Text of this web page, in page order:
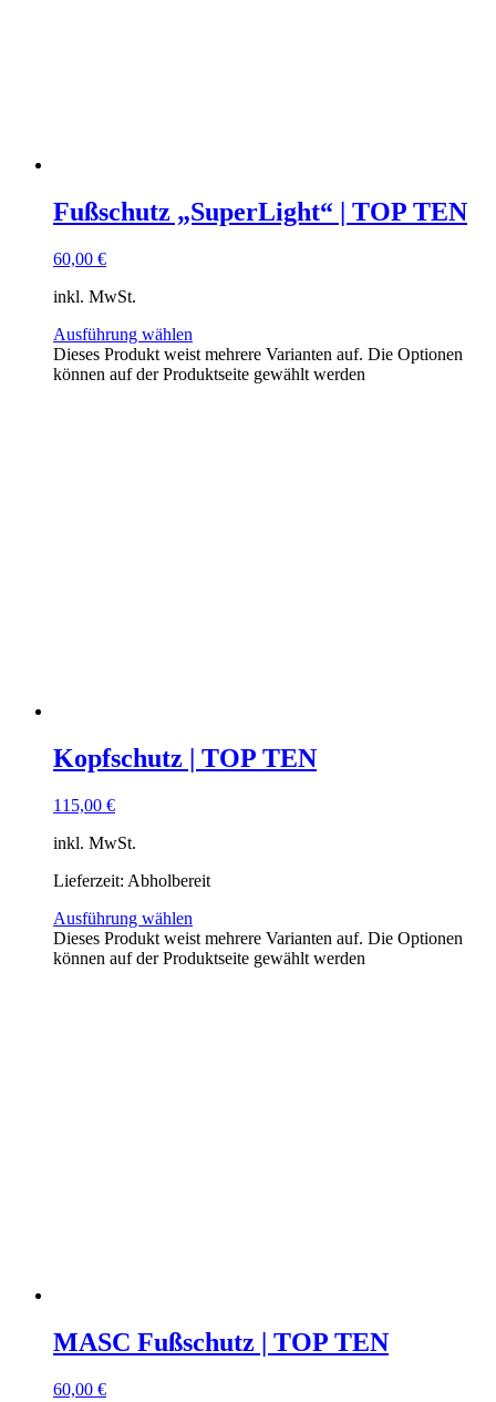
Fußschutz „SuperLight“ | TOP TEN
60,00 €
inkl. MwSt.
Ausführung wählen
Dieses Produkt weist mehrere Varianten auf. Die Optionen
können auf der Produktseite gewählt werden
Kopfschutz | TOP TEN
115,00 €
inkl. MwSt.
Lieferzeit: Abholbereit
Ausführung wählen
Dieses Produkt weist mehrere Varianten auf. Die Optionen
können auf der Produktseite gewählt werden
MASC Fußschutz | TOP TEN
60,00 €